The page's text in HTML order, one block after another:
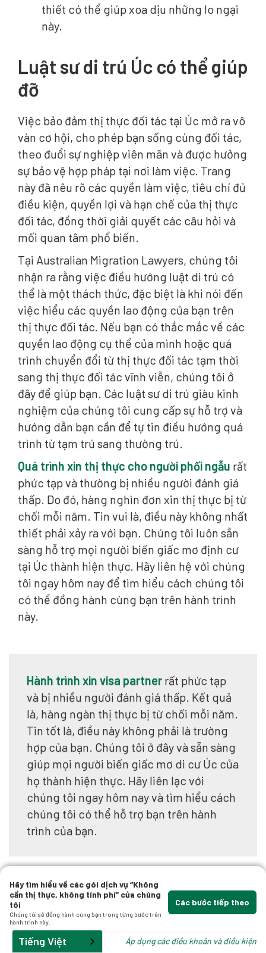
thiết có thể giúp xoa dịu những lo ngại
này.
Luật sư di trú Úc có thể giúp
đỡ
Việc bảo đảm thị thực đối tác tại Úc mở ra vô
vàn cơ hội, cho phép bạn sống cùng đối tác,
theo đuổi sự nghiệp viên mãn và được hưởng
sự bảo vệ hợp pháp tại nơi làm việc. Trang
này đã nêu rõ các quyền làm việc, tiêu chí đủ
điều kiện, quyền lợi và hạn chế của thị thực
đối tác, đồng thời giải quyết các câu hỏi và
mối quan tâm phổ biến.
Tại Australian Migration Lawyers, chúng tôi
nhận ra rằng việc điều hướng luật di trú có
thể là một thách thức, đặc biệt là khi nói đến
việc hiểu các quyền lao động của bạn trên
thị thực đối tác. Nếu bạn có thắc mắc về các
quyền lao động cụ thể của mình hoặc quá
trình chuyển đổi từ thị thực đối tác tạm thời
sang thị thực đối tác vĩnh viễn, chúng tôi ở
đây để giúp bạn. Các luật sư di trú giàu kinh
nghiệm của chúng tôi cung cấp sự hỗ trợ và
hướng dẫn bạn cần để tự tin điều hướng quá
trình từ tạm trú sang thường trú.
Quá trình xin thị thực cho người phối ngẫu rất
phức tạp và thường bị nhiều người đánh giá
thấp. Do đó, hàng nghìn đơn xin thị thực bị từ
chối mỗi năm. Tin vui là, điều này không nhất
thiết phải xảy ra với bạn. Chúng tôi luôn sẵn
sàng hỗ trợ mọi người biến giấc mơ định cư
tại Úc thành hiện thực. Hãy liên hệ với chúng
tôi ngay hôm nay để tìm hiểu cách chúng tôi
có thể đồng hành cùng bạn trên hành trình
này.
Hành trình xin visa partner rất phức tạp
và bị nhiều người đánh giá thấp. Kết quả
là, hàng ngàn thị thực bị từ chối mỗi năm.
Tin tốt là, điều này không phải là trường
hợp của bạn. Chúng tôi ở đây và sẵn sàng
giúp mọi người biến giấc mơ di cư Úc của
họ thành hiện thực. Hãy liên lạc với
chúng tôi ngay hôm nay và tìm hiểu cách
chúng tôi có thể hỗ trợ bạn trên hành
trình của bạn.
Hãy tìm hiểu về các gói dịch vụ “Không
cần thị thực, không tính phí” của chúng
tôi
Chúng tôi sẽ đồng hành cùng bạn trong từng bước trên
hành trình này.
Các bước tiếp theo
Áp dụng các điều khoản và điều kiện
Tiếng Việt